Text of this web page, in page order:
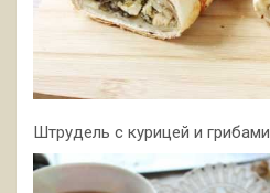
Штрудель с курицей и грибами